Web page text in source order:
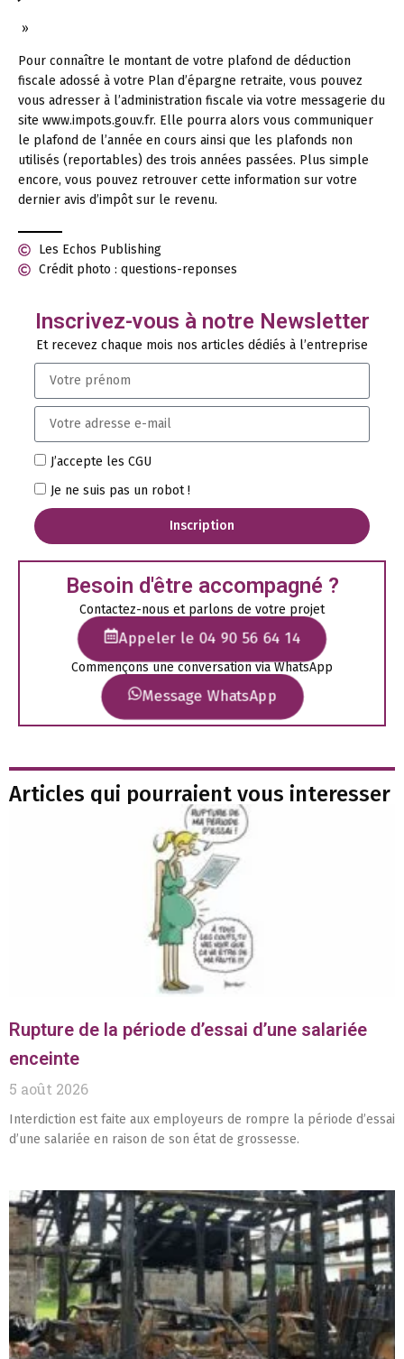
»
Pour connaître le montant de votre plafond de déduction
fiscale adossé à votre Plan d’épargne retraite, vous pouvez
vous adresser à l’administration fiscale via votre messagerie du
site www.impots.gouv.fr. Elle pourra alors vous communiquer
le plafond de l’année en cours ainsi que les plafonds non
utilisés (reportables) des trois années passées. Plus simple
encore, vous pouvez retrouver cette information sur votre
dernier avis d’impôt sur le revenu.
Les Echos Publishing
Crédit photo : questions-reponses
Inscrivez-vous à notre Newsletter
Et recevez chaque mois nos articles dédiés à l’entreprise
J’accepte les CGU
Je ne suis pas un robot !
Inscription
Besoin d'être accompagné ?
Contactez-nous et parlons de votre projet
Appeler le 04 90 56 64 14
Commençons une conversation via WhatsApp
Message WhatsApp
Articles qui pourraient vous interesser
Rupture de la période d’essai d’une salariée
enceinte
5 août 2026
Interdiction est faite aux employeurs de rompre la période d’essai
d’une salariée en raison de son état de grossesse.